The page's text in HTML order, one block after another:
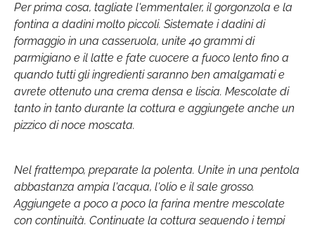
Per prima cosa, tagliate l'emmentaler, il gorgonzola e la
fontina a dadini molto piccoli. Sistemate i dadini di
formaggio in una casseruola, unite 40 grammi di
parmigiano e il latte e fate cuocere a fuoco lento fino a
quando tutti gli ingredienti saranno ben amalgamati e
avrete ottenuto una crema densa e liscia. Mescolate di
tanto in tanto durante la cottura e aggiungete anche un
pizzico di noce moscata.
Nel frattempo, preparate la polenta. Unite in una pentola
abbastanza ampia l'acqua, l'olio e il sale grosso.
Aggiungete a poco a poco la farina mentre mescolate
con continuità. Continuate la cottura seguendo i tempi